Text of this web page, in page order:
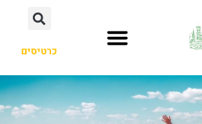
כרטיסים